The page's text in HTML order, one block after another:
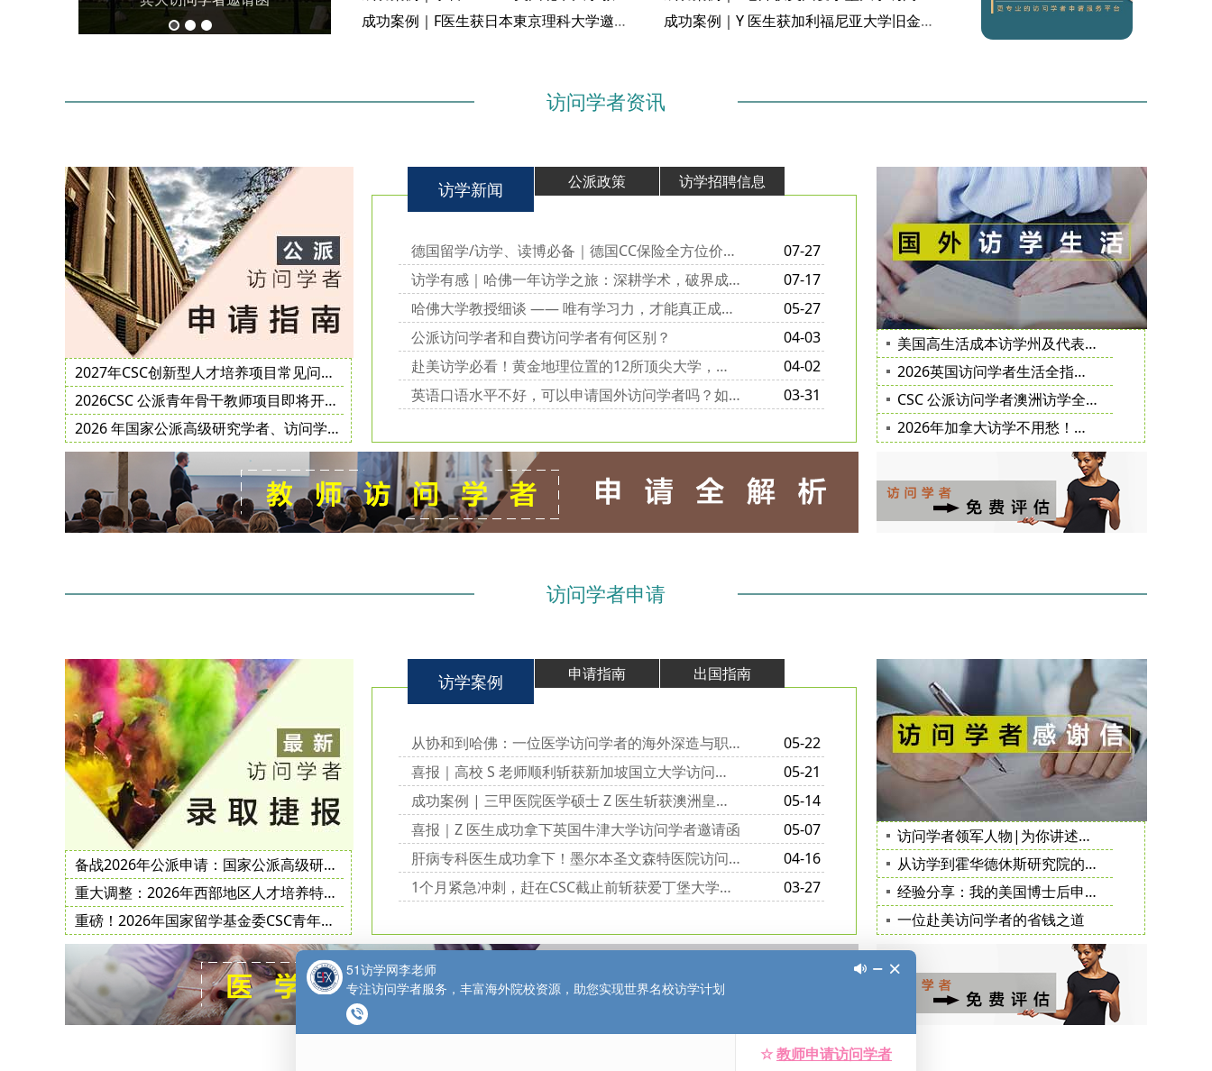
成功案例｜F医生获日本東京理科大学邀请函
成功案例｜Y 医生获加利福尼亚大学旧金山分校邀请函
访问学者资讯
2027年CSC创新型人才培养项目常见问题解答及公派访学邀请函获取指南
2026CSC 公派青年骨干教师项目即将开启，申报要点攻略查收！
2026 年国家公派高级研究学者、访问学者、博士后项目选派规模更新!
访学新闻 公派政策 访学招聘信息
德国留学/访学、读博必备｜德国CC保险全方位价值解析
07-27
访学有感｜哈佛一年访学之旅：深耕学术，破界成长
07-17
哈佛大学教授细谈 —— 唯有学习力，才能真正成为 “顶尖学霸”
05-27
公派访问学者和自费访问学者有何区别？
04-03
赴美访学必看！黄金地理位置的12所顶尖大学，学术与生活双赢
04-02
英语口语水平不好，可以申请国外访问学者吗？如何才能顺利过关？
03-31
美国高生活成本访学州及代表城市、院校汇总（适合访问学者参考）
2026英国访问学者生活全指南（签证、租房、子女入学、保险医疗）
CSC 公派访问学者澳洲访学全攻略（澳洲bupa保险、签证、院校、日常）
2026年加拿大访学不用愁！超全出行指南
访问学者申请
备战2026年公派申请：国家公派高级研究学者、访问学者、博士后项目常见问题解答
重大调整：2026年西部地区人才培养特别项目、地方合作项目地方创新子项目实施办法
重磅！2026年国家留学基金委CSC青年骨干教师项目选派指南公布
访学案例 申请指南 出国指南
从协和到哈佛：一位医学访问学者的海外深造与职业进阶之路
05-22
喜报｜高校 S 老师顺利斩获新加坡国立大学访问学者邀请函
05-21
成功案例 | 三甲医院医学硕士 Z 医生斩获澳洲皇家墨尔本医院访学邀请函
05-14
喜报｜Z 医生成功拿下英国牛津大学访问学者邀请函
05-07
肝病专科医生成功拿下！墨尔本圣文森特医院访问学者邀请函到手
04-16
1个月紧急冲刺，赶在CSC截止前斩获爱丁堡大学访问学者邀请函
03-27
访问学者领军人物|为你讲述赴美经历的诸多益处
从访学到霍华德休斯研究院的科学家选拔
经验分享：我的美国博士后申请历程
一位赴美访问学者的省钱之道